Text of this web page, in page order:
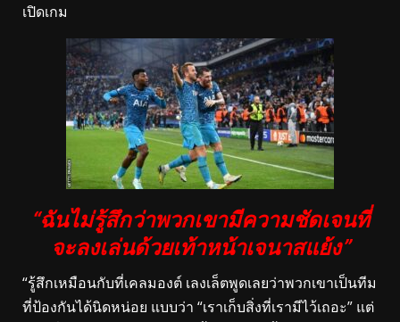
เปิดเกม
“ฉันไม่รู้สึกว่าพวกเขามีความชัดเจนที่
จะลงเล่นด้วยเท้าหน้าเจนาสแย้ง”
“รู้สึกเหมือนกับที่เคลมองต์ เลงเล็ตพูดเลยว่าพวกเขาเป็นทีม
ที่ป้องกันได้นิดหน่อย แบบว่า “เราเก็บสิ่งที่เรามีไว้เถอะ” แต่